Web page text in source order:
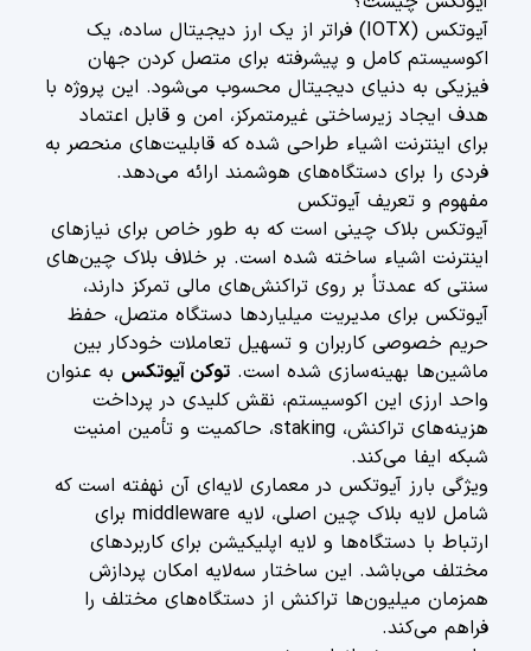
آیوتکس (IOTX) فراتر از یک ارز دیجیتال ساده، یک
اکوسیستم کامل و پیشرفته برای متصل کردن جهان
فیزیکی به دنیای دیجیتال محسوب می‌شود. این پروژه با
هدف ایجاد زیرساختی غیرمتمرکز، امن و قابل اعتماد
برای اینترنت اشیاء طراحی شده که قابلیت‌های منحصر به
فردی را برای دستگاه‌های هوشمند ارائه می‌دهد.
مفهوم و تعریف آیوتکس
آیوتکس بلاک چینی است که به طور خاص برای نیازهای
اینترنت اشیاء ساخته شده است. بر خلاف بلاک چین‌های
سنتی که عمدتاً بر روی تراکنش‌های مالی تمرکز دارند،
آیوتکس برای مدیریت میلیاردها دستگاه متصل، حفظ
حریم خصوصی کاربران و تسهیل تعاملات خودکار بین
ماشین‌ها بهینه‌سازی شده است. توکن آیوتکس به عنوان
واحد ارزی این اکوسیستم، نقش کلیدی در پرداخت
هزینه‌های تراکنش، staking، حاکمیت و تأمین امنیت
شبکه ایفا می‌کند.
ویژگی بارز آیوتکس در معماری لایه‌ای آن نهفته است که
شامل لایه بلاک چین اصلی، لایه middleware برای
ارتباط با دستگاه‌ها و لایه اپلیکیشن برای کاربردهای
مختلف می‌باشد. این ساختار سه‌لایه امکان پردازش
همزمان میلیون‌ها تراکنش از دستگاه‌های مختلف را
فراهم می‌کند.